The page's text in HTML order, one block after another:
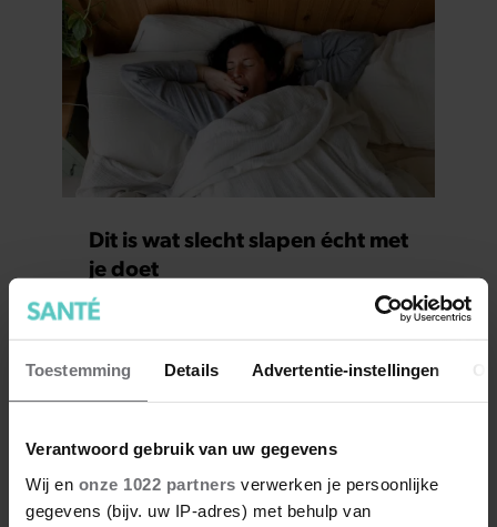
Toestemming Details Advertentie-instellingen
Verantwoord gebruik van uw gegevens
Wij en onze 1022 partners verwerken je persoonlijke
gegevens (bijv. uw IP-adres) met behulp van
Dit is wat slecht slapen écht met
je doet